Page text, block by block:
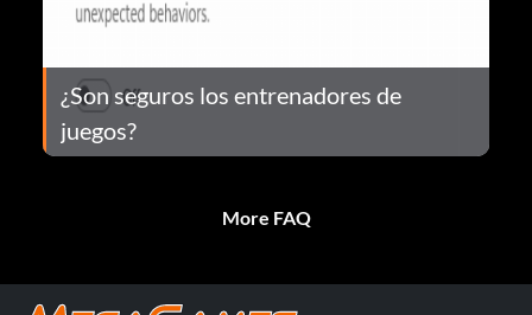
¿Son seguros los entrenadores de
juegos?
More FAQ